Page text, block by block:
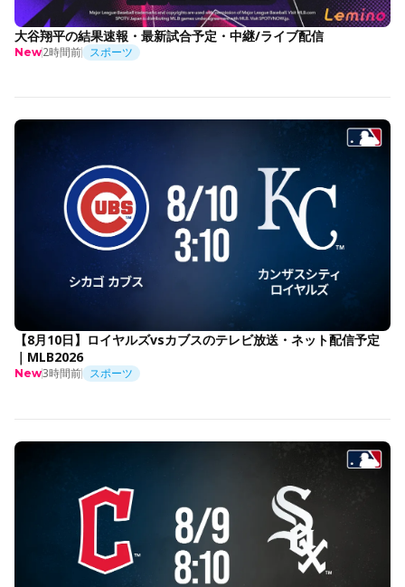
大谷翔平の結果速報・最新試合予定・中継/ライブ配信
New2時間前 スポーツ
【8月10日】ロイヤルズvsカブスのテレビ放送・ネット配信予定
｜MLB2026
New3時間前 スポーツ